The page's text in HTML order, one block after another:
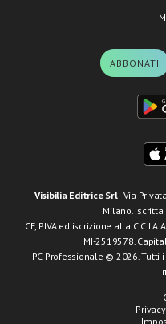
ABBONATI
Visibilia Editrice Srl- Via
Milano. Iscritta
CF, P.IVA ed iscrizione alla
MI-2519578.
PC Professionale © 2026.